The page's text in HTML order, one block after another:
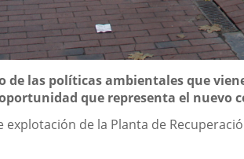
de las políticas ambientales que
que representa el nuevo
explotación de la Planta de